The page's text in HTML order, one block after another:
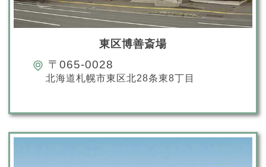
東区博善斎場
〒065-0028
北海道札幌市東区北28条東8丁目